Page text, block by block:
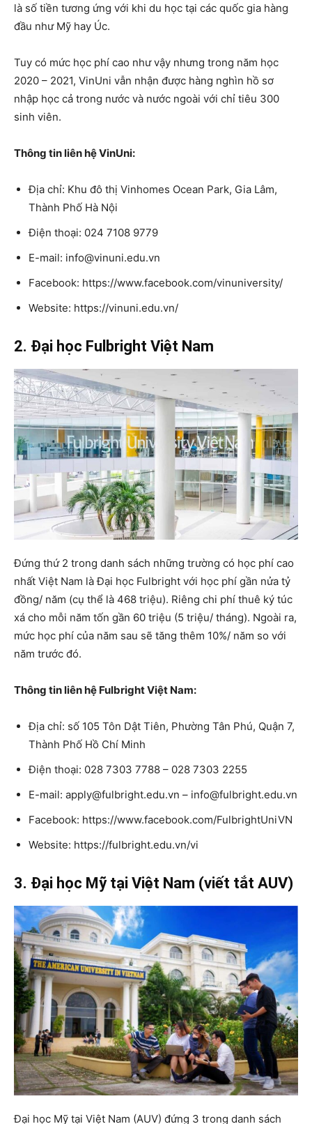
là số tiền tương ứng với khi du học tại các quốc gia hàng
đầu như Mỹ hay Úc.
Tuy có mức học phí cao như vậy nhưng trong năm học
2020 – 2021, VinUni vẫn nhận được hàng nghìn hồ sơ
nhập học cả trong nước và nước ngoài với chỉ tiêu 300
sinh viên.
Thông tin liên hệ VinUni:
Địa chỉ: Khu đô thị Vinhomes Ocean Park, Gia Lâm,
Thành Phố Hà Nội
Điện thoại: 024 7108 9779
E-mail: info@vinuni.edu.vn
Facebook: https://www.facebook.com/vinuniversity/
Website: https://vinuni.edu.vn/
2. Đại học Fulbright Việt Nam
Đứng thứ 2 trong danh sách những trường có học phí cao
nhất Việt Nam là Đại học Fulbright với học phí gần nửa tỷ
đồng/ năm (cụ thể là 468 triệu). Riêng chi phí thuê ký túc
xá cho mỗi năm tốn gần 60 triệu (5 triệu/ tháng). Ngoài ra,
mức học phí của năm sau sẽ tăng thêm 10%/ năm so với
năm trước đó.
Thông tin liên hệ Fulbright Việt Nam:
Địa chỉ: số 105 Tôn Dật Tiên, Phường Tân Phú, Quận 7,
Thành Phố Hồ Chí Minh
Điện thoại: 028 7303 7788 – 028 7303 2255
E-mail: apply@fulbright.edu.vn – info@fulbright.edu.vn
Facebook: https://www.facebook.com/FulbrightUniVN
Website: https://fulbright.edu.vn/vi
3. Đại học Mỹ tại Việt Nam (viết tắt AUV)
Đại học Mỹ tại Việt Nam (AUV) đứng 3 trong danh sách